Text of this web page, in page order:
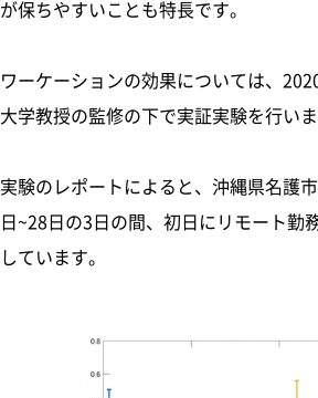
が保ちやすいことも特長です。
ワーケーションの効果については、
大学教授の監修の下で実証実験を行いま
実験のレポートによると、沖縄県名護
日~28日の3日の間、初日にリモート勤
しています。